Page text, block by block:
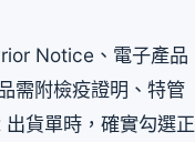
Notice、電子產品
需附檢疫證明、特管
貨單時，確實勾選正